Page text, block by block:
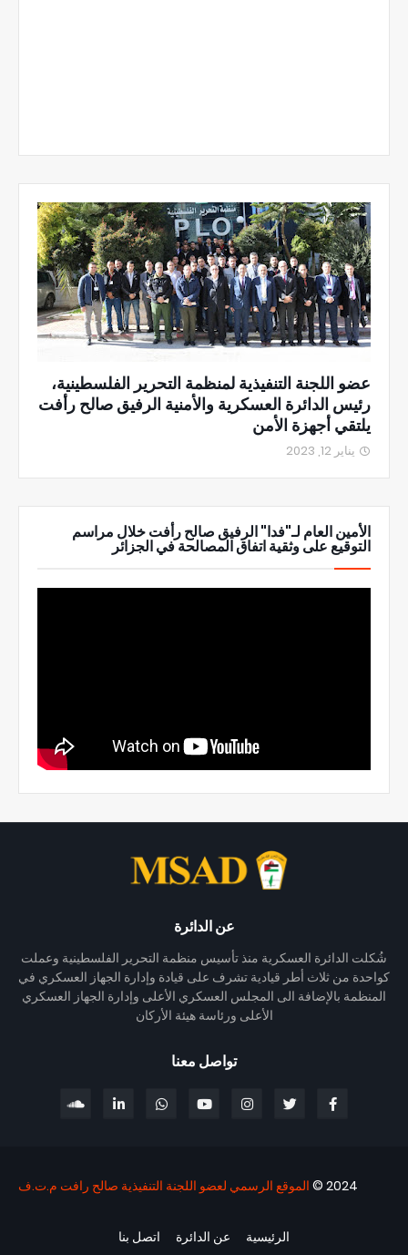
عضو اللجنة التنفيذية لمنظمة التحرير الفلسطينية،
رئيس الدائرة العسكرية والأمنية الرفيق صالح رأفت
يلتقي أجهزة الأمن
يناير 12, 2023
الأمين العام لـ"فدا" الرفيق صالح رأفت خلال مراسم
التوقيع على وثقية اتفاق المصالحة في الجزائر
عن الدائرة
شُكلت الدائرة العسكرية منذ تأسيس منظمة التحرير الفلسطينية وعملت
كواحدة من ثلاث أطر قيادية تشرف على قيادة وإدارة الجهاز العسكري في
المنظمة بالإضافة الى المجلس العسكري الأعلى وإدارة الجهاز العسكري
الأعلى ورئاسة هيئة الأركان
تواصل معنا
2024 © الموقع الرسمي لعضو اللجنة التنفيذية صالح رافت م.ت.ف
الرئيسية عن الدائرة اتصل بنا